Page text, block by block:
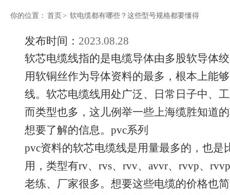
你的位置： 首页 > 软电缆都有哪些？这些型号规格都要懂得
发布时间： 2023.08.28
软芯电缆线指的是电缆导体由多股软导体
用软铜丝作为导体资料的最多，根本上能
线。软芯电缆线用处广泛、日常日子中、
而类型也多，这儿例举一些上海缆胜知道
想要了解的信息。pvc系列
pvc资料的软芯电缆线是用量最多的，也
用，类型有rv、rvs、rvv、avvr、rvvp、
老练、厂家很多。想要这些电缆的价格也